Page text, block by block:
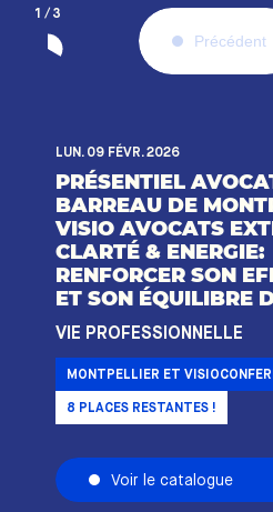
LUN. 09 FÉVR. 2026
PRÉSENTIEL
BARREAU DE
VISIO AVOCATS
CLARTÉ & ENERGIE:
RENFORCER SON
ET SON ÉQUILIBRE
VIE PROFESSIONNELLE
MONTPELLIER ET
8 PLACES RESTANTES !
Voir le catalogue
1 / 3
Précédent